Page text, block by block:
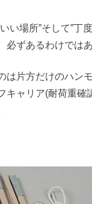
い場所”そして”丁
必ずあるわけではあ
は片方だけのハン
キャリア(耐荷重確